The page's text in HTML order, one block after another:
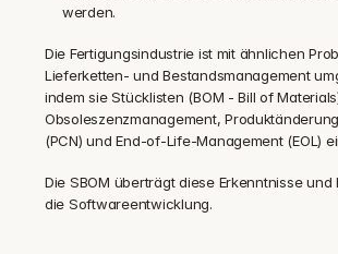
werden.
Die Fertigungsindustrie ist mit ähnlichen
Lieferketten- und Bestandsmanagement
indem sie Stücklisten (BOM - Bill of
Obsoleszenzmanagement,
(PCN) und End-of-Life-Management (EOL)
Die SBOM überträgt diese Erkenntnisse und
die Softwareentwicklung.